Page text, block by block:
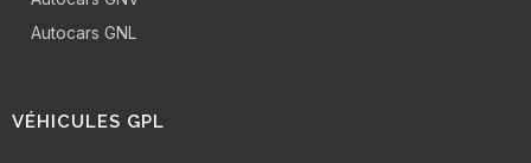
Autocars GNL
VÉHICULES GPL